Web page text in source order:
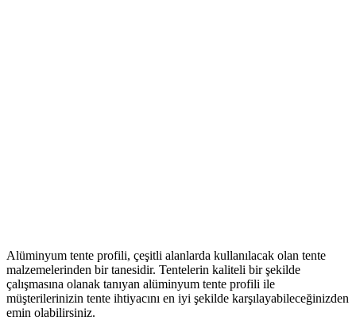
Alüminyum tente profili, çeşitli alanlarda kullanılacak olan tente
malzemelerinden bir tanesidir. Tentelerin kaliteli bir şekilde
çalışmasına olanak tanıyan alüminyum tente profili ile
müşterilerinizin tente ihtiyacını en iyi şekilde karşılayabileceğinizden
emin olabilirsiniz.